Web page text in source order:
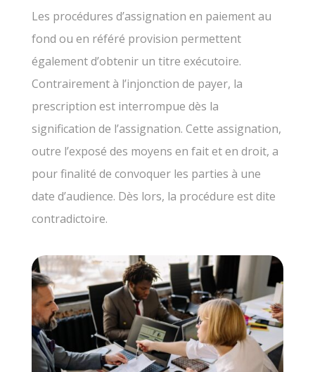
Les procédures d’assignation en paiement au
fond ou en référé provision permettent
également d’obtenir un titre exécutoire.
Contrairement à l’injonction de payer, la
prescription est interrompue dès la
signification de l’assignation. Cette assignation,
outre l’exposé des moyens en fait et en droit, a
pour finalité de convoquer les parties à une
date d’audience. Dès lors, la procédure est dite
contradictoire.